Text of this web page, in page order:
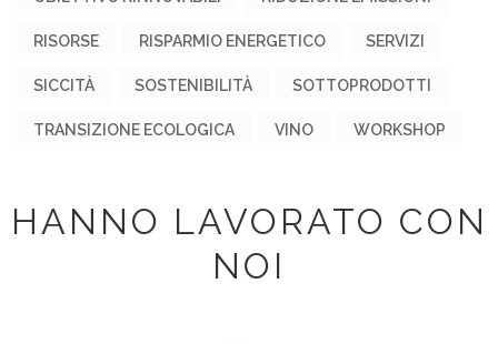
RISORSE RISPARMIO ENERGETICO SERVIZI
SICCITÀ SOSTENIBILITÀ SOTTOPRODOTTI
TRANSIZIONE ECOLOGICA VINO WORKSHOP
HANNO LAVORATO CON
NOI